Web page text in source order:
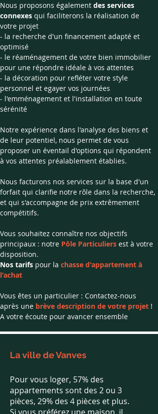
Nous proposons également des services
connexes qui faciliterons la réalisation de
votre projet
- la recherche d'un financement adapté et
optimisé
- le réaménagement de votre bien immobilier
pour une répondre idéale à vos attentes
- la décoration pour refléter votre style
personnel et egayer vos journées
- l'emménagement et l'installation en toute
sérénité
Notre expérience dans l'analyse des biens et
de leur potentiel, nous permet de vous
proposer un éventail d'options qui répondent
à vos attentes préalablement établies.
Nous facturons nos services sur la base d'un
forfait qui clarifie notre rôle dans la recherche,
et qui s'accompagne de prix extrêmement
compétitifs.
Vous souhaitez connaître nos objectifs
principaux : notre Pôle Particuliers est à votre
disposition.
Nos tarifs pour la chasse d'appartement à
l'achat
Vous êtes un particulier : Contactez-nous
après une brève description de votre projet !
​A votre écoute pour avancer ensemble
La ville de Vanves
Pour vous loger, 57% des
appartements sont des 2 ou 3
pièces, 29% des 4 pièces et plus.